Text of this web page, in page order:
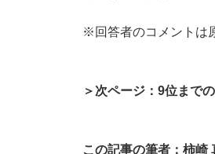
※回答者のコメントは
＞次ページ：9位まで
この記事の筆者：柿崎